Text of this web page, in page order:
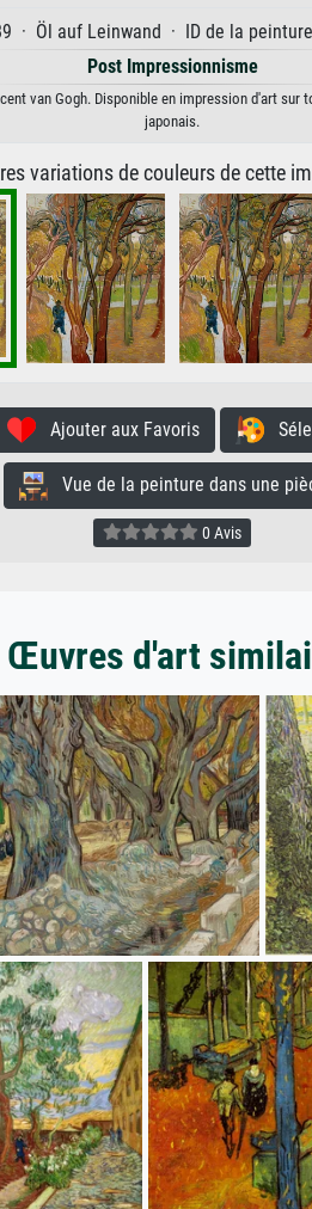
· Öl auf Leinwand · ID de la
Post Impressionnisme
van Gogh. Disponible en impression d'art
japonais.
variations de couleurs de cette
Ajouter aux Favoris
Vue de la peinture dans une
0 Avis
Œuvres d'art